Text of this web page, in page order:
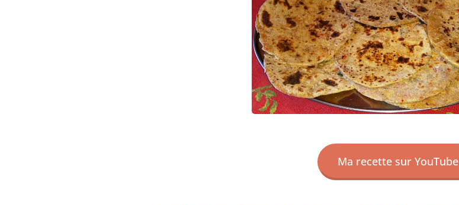
Ma recette sur YouTube